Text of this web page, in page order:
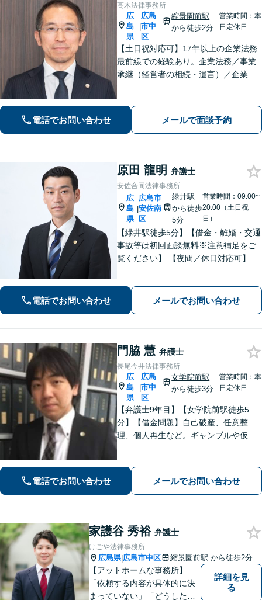
髙木法律事務所
広
島
県
|
広島
市中
区
縮景園前駅
から徒歩2分
営業時間：本
日定休日
【土日祝対応可】17年以上の企業法務
最前線での経験あり。企業法務／事業
承継（経営者の相続・遺言）／企業の
験を活かした的確な対応で、企業の発
展と経営をサポート。顧問契約もお任
電話でお問い合わせ メールで面談予約
原田 龍明 弁護士
安佐合同法律事務所
広
島
県
|
広島市
安佐南
区
緑井駅
から徒歩
5分
営業時間：09:00~
20:00（土日祝
日）
【緑井駅徒歩5分】【借金・離婚・交通
事故等は初回面談無料※注意補足をご
覧ください】 【夜間／休日対応可】丁
を第一に考えたパートナー弁護士に。
早めのご相談が有利な解決の鍵です。
電話でお問い合わせ メールでお問い合わせ
門脇 慧 弁護士
長尾今井法律事務所
広
島
県
|
広島
市中
区
女学院前駅
から徒歩3分
営業時間：本
日定休日
【弁護士9年目】【女学院前駅徒歩5
分】【借金問題】自己破産、任意整
理、個人再生など。ギャンブルや仮想
などご相談ください【夜間土日祝相談
可】【初回相談無料】【Zoom面談可】
電話でお問い合わせ メールでお問い合わせ
家護谷 秀裕 弁護士
けごや法律事務所
広島県|広島市中区 縮景園前駅 から徒歩2分
【アットホームな事務所】
「依頼する内容が具体的に決
まっていない」「どうしたら
詳細を見
る